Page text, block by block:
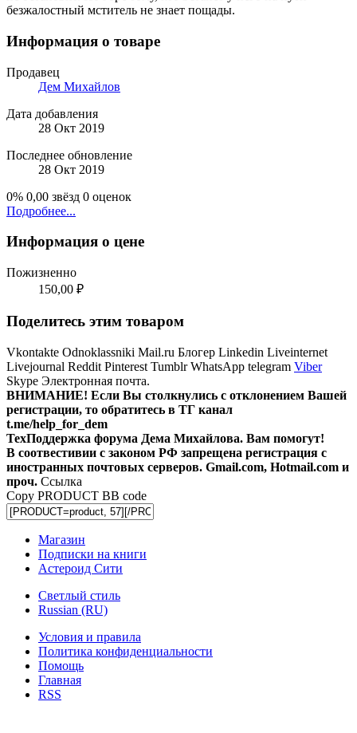
безжалостный мститель не знает пощады.
Информация о товаре
Продавец
Дем Михайлов
Дата добавления
28 Окт 2019
Последнее обновление
28 Окт 2019
0% 0,00 звёзд 0 оценок
Подробнее...
Информация о цене
Пожизненно
150,00 ₽
Поделитесь этим товаром
Vkontakte Odnoklassniki Mail.ru Блогер Linkedin Liveinternet
Livejournal Reddit Pinterest Tumblr WhatsApp telegram Viber
Skype Электронная почта.
ВНИМАНИЕ! Ecли Вы столкнулись с отклонением Вашей
регистрации, то обратитесь в ТГ канал
t.me/help_for_dem
ТехПоддержка форума Дема Михайлова. Вам помогут!
В соотвестивии с законом РФ запрещена регистрация с
иностранных почтовых серверов. Gmail.com, Hotmail.com и
проч. Ссылка
Copy PRODUCT BB code
Магазин
Подписки на книги
Астероид Сити
Светлый стиль
Russian (RU)
Условия и правила
Политика конфиденциальности
Помощь
Главная
RSS